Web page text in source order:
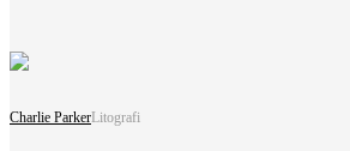
Charlie ParkerLitografi